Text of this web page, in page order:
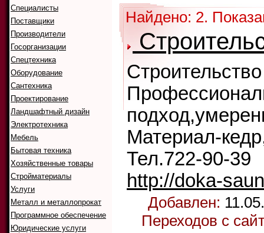
Найдено: 2.
Материал-
Тел.722-90-39
http://doka-
Добавлен:
Переходов с
Специалисты
Поставщики
Производители
Госорганизации
Спецтехника
Оборудование
Сантехника
Проектирование
Ландшафтный дизайн
Электротехника
Мебель
Бытовая техника
Хозяйственные товары
Стройматериалы
Услуги
Металл и металлопрокат
Программное обеспечение
Юридические услуги